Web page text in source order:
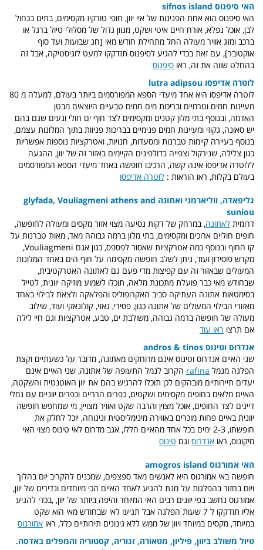
האי סיפנוס sifnos island
האי סיפנוס הוא אחת הפנינות של איי יוון, חופי טורקיז מקסימים, בתים בכחול
לבן, אוכל נפלא, אורח חיים איטי ושקט, מגוון גדול של מסלולי טיול ברגל או
ברכב ומזג אוויר מעולה החל מתחילת חודש מאי [חג שבועות ועד סוף
אוקטובר], עם זאת בכדי להגיע לסיפנוס תזדקקו למעט לוגיסטיקה, אבל זה
בהחלט שווה את זה, ראו סיפנוס
לוטרה אדיפסו lutra adipsou
לוטרה אדיפסו היא אחד מיעדי הספא המפורסמים ביותר בעולם, למעלה מ 80
מעיינות חמים וטרמיים ובריכות מים חמים טבעיים היוצאים מבטן
האדמה, ובנוסף בתי מלון קטנים ומקסימים לצד חוף ים חולי ונעים שגם בהם
יש סאונה, גקוזי ומעיינות חמים פנימיים בבריכות פניוות בתוך המלונות עצמם,
בנוסף בעיירה קיימות טברנות ומסעדות, חנויות, ואטרקציות נוספות אפשריות
כגון צלילה, שנירקול וצפייה בדולפינים הקיימים באזור זה של יוון, ההגעה
ללוטרה אדיפסו אינה קשה, הרכיבו חופשה באחד מיעדי הספא המפורסמים
בעולם בקלות, ראו הוראות : לוטרה אדיפסו
גליפאדה, ווליארמני ואתונה glyfada, Vouliagmeni athens and
suniou
דרומית לאתונה, במרחק של דקות נסיעה מצוי אזור מקסים ומעולה לחופשה,
חופים חוליים ארוכים ומקסימים, בתי מלון ברמה גבוהה מאד, מאות טברנות על
קו החוף ובנוסף כמה אטרקציות שאסור לפספס, כגון אגם Vouliagmeni,
מקדש פוסידון ועוד, ניתן לשלב חופשה מקסימה על חוף הים באחד המלונות
המעולים שבאזור זה עם קפיצות מדי פעם גם לאתונה האטרקטיבית,
שבחודש מאי כבר פועלת מתכונת מלאה, תוכלו לשמוע מוזיקה יוונית, לטייל
בסימטאות אתונה העתיקה סביב האקרופוליס והפלאקה ולצאת לבילוי באחד
מאזורי הבילוי המעולים של אתונה כגון, פסירי, גאזי, קולונאקי ועוד, שילוב
מעולה של חופשה ברמה גבוהה, משולבת ים, טבע, אטרקציות וגם חיי לילה
אם תרצו ראו עוד
אנדרוס וטינוס andros & tinos
שני האיים אנדרוס וטינוס אינם מרוחקים מאתונה, מדובר על כשעתיים וקצת
הפלגה מנמל rafina הקרוב לנמל התעופה של אתונה, שני האיים אינם
יעדים תיירותיים מובהקים לכן תוכלו להרגיש בהם את יוון האוטנטית והשקטה,
האיים מלאים בחופים מקסימים ושקטים, כפרים הרריים וכפרים יווניים עם נמלי
דייגים לצד החופים, אוכל מצוין והרבה שקט ואוויר מצויין, מי שמחפש חופשה
יוונית באיים פחות מוכרים באווירה מינימליסטית ונינוחה, יוכל לחלק את
חופשתו, 2-3 ימים בכל אחד מהאיים הללו, אגב מדרום לאי טינוס מצוי האי
מיקונוס, ראו אנדרוס וגם טינוס
האי אמורגוס amogros island
חופשה באי אמורגוס היא לאנשים מאד ספצפים, שמכנים להקריב יום בהלוך
ויום בחזור בהפלגות על מנת להגיע לאחד האיים הכי מיוחדים ונדירים של יוון,
אמורגוס נחשב בפי יוונים רבים האי המיוחד והיפה ביותר של יוון, ,בכדי להגיע
אליו תזדקקו ל 7 שעות הפלגה אבל תגיעו לאי שבחודש מאי הוא שקט
במיוחד, מקסים במיוחד ויוון של ממש ללא גינונים תירותיים כלל, ראו אמורגוס
טיול משולב ביוון, פיליון, מטאורה, זגוריה, קסטוריה והמפלים באדסה.